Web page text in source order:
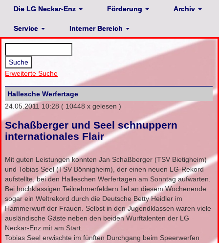
Die LG Neckar-Enz Förderung Archiv
Service Interner Bereich
Erweiterte Suche
Hallesche Werfertage
24.05.2011 10:28 ( 10448 x gelesen )
Schaßberger und Seel schnuppern
internationales Flair
Mit guten Leistungen konnten Jan Schaßberger (TSV Bietigheim)
und Tobias Seel (TSV Bönnigheim), der einen neuen LG-Rekord
aufstellte, bei den Halleschen Werfertagen am Sonntag aufwarten.
Bei hochklassigen Teilnehmerfeldern fiel an diesem Wochenende
sogar ein Weltrekord durch die Deutsche Betty Heidler im
Hammerwurf der Frauen. Selbst in den Jugendklassen waren viele
ausländische Gäste neben den beiden Wurftalenten der LG
Neckar-Enz mit am Start.
Tobias Seel erwischte im fünften Durchgang beim Speerwerfen